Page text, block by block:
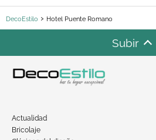
DecoEstilo Hotel Puente Romano
Subir
Actualidad
Bricolaje